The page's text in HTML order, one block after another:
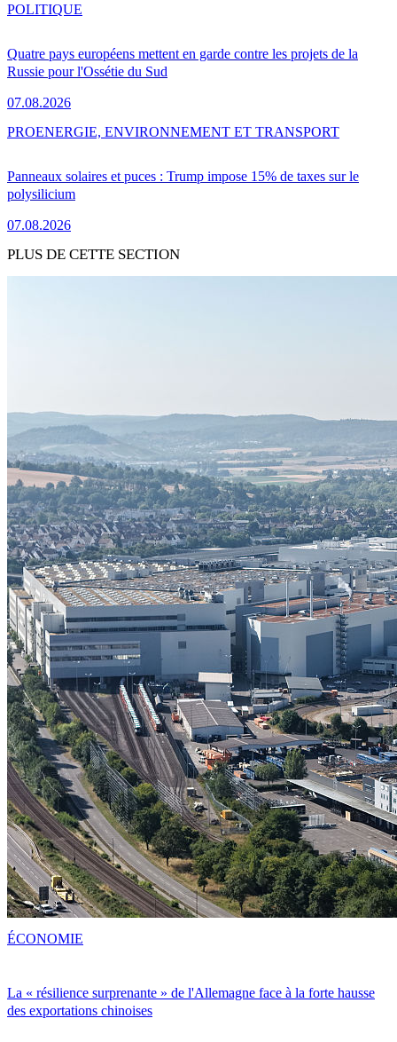
Quatre pays européens mettent en garde contre les projets de la
Russie pour l'Ossétie du Sud
07.08.2026
POLITIQUE
Panneaux solaires et puces : Trump impose 15% de taxes sur le
polysilicium
07.08.2026
PROENERGIE, ENVIRONNEMENT ET TRANSPORT
PLUS DE CETTE SECTION
La « résilience surprenante » de l'Allemagne face à la forte hausse
des exportations chinoises
ÉCONOMIE